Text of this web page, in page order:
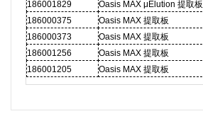
186001829
Oasis MAX μElution 提取板
186000375
Oasis MAX 提取板
186000373
Oasis MAX 提取板
186001256
Oasis MAX 提取板
186001205
Oasis MAX 提取板